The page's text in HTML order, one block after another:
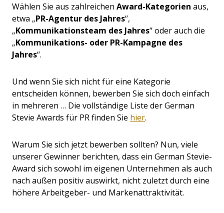
Wählen Sie aus zahlreichen Award-Kategorien aus,
etwa „PR-Agentur des Jahres“,
„Kommunikationsteam des Jahres“ oder auch die
„Kommunikations- oder PR-Kampagne des
Jahres“.
Und wenn Sie sich nicht für eine Kategorie
entscheiden können, bewerben Sie sich doch einfach
in mehreren … Die vollständige Liste der German
Stevie Awards für PR finden Sie hier.
Warum Sie sich jetzt bewerben sollten? Nun, viele
unserer Gewinner berichten, dass ein German Stevie-
Award sich sowohl im eigenen Unternehmen als auch
nach außen positiv auswirkt, nicht zuletzt durch eine
höhere Arbeitgeber- und Markenattraktivität.